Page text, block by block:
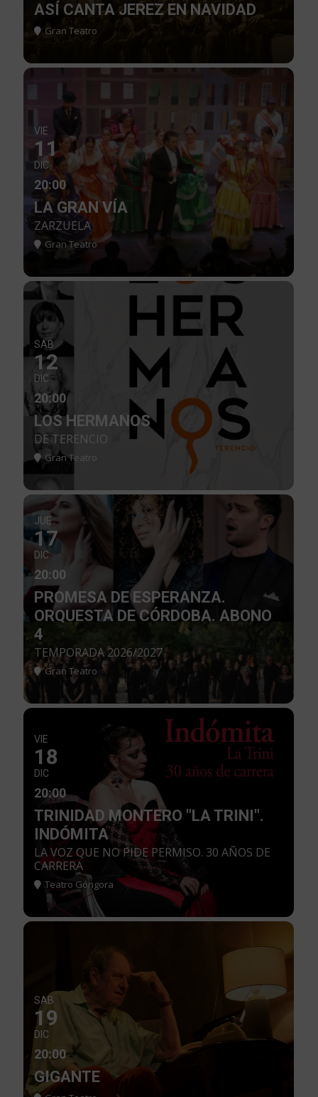
ASÍ CANTA JEREZ EN NAVIDAD
Gran Teatro
VIE
11
DIC
20:00
LA GRAN VÍA
ZARZUELA
Gran Teatro
SAB
12
DIC
20:00
LOS HERMANOS
DE TERENCIO
Gran Teatro
JUE
17
DIC
20:00
PROMESA DE ESPERANZA.
ORQUESTA DE CÓRDOBA. ABONO
4
TEMPORADA 2026/2027
Gran Teatro
VIE
18
DIC
20:00
TRINIDAD MONTERO "LA TRINI".
INDÓMITA
LA VOZ QUE NO PIDE PERMISO. 30 AÑOS DE
CARRERA
Teatro Góngora
SAB
19
DIC
20:00
GIGANTE